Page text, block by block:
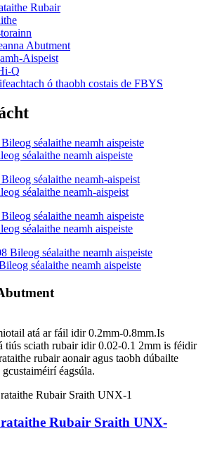
Rubair
Abutment
Aispeist
Q
ó thaobh costais de FBYS
séalaithe neamh aispeiste
séalaithe neamh-aispeist
séalaithe neamh aispeiste
séalaithe neamh aispeiste
atá ar fáil idir 0.2mm-0.8mm.Is
tiús sciath rubair idir 0.02-0.1 2mm is féidir
rubair aonair agus taobh dúbailte
éagsúla.
Rubair Sraith UNX-